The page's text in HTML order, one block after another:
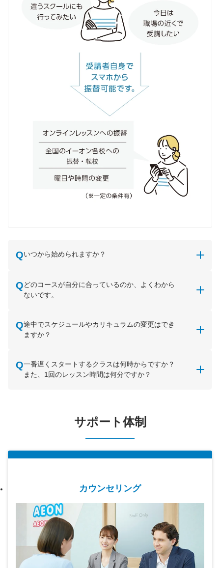
いつから始められますか？
どのコースが自分に合っているのか、よくわから
ないです。
途中でスケジュールやカリキュラムの変更はでき
ますか？
一番遅くスタートするクラスは何時からですか？
また、1回のレッスン時間は何分ですか？
サポート体制
カウンセリング